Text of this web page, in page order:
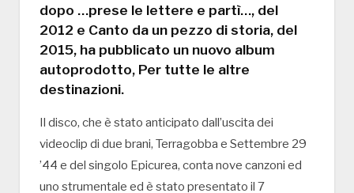
dopo …prese le lettere e partì…, del
2012 e Canto da un pezzo di storia, del
2015, ha pubblicato un nuovo album
autoprodotto, Per tutte le altre
destinazioni.
Il disco, che è stato anticipato dall’uscita dei
videoclip di due brani, Terragobba e Settembre 29
’44 e del singolo Epicurea, conta nove canzoni ed
uno strumentale ed è stato presentato il 7